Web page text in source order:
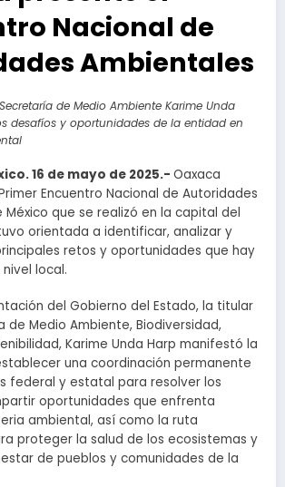
Nacional de
Ambientales
de Medio Ambiente Karime Unda
desafíos y oportunidades de la entidad en
16 de mayo de 2025.- Oaxaca
Encuentro Nacional de Autoridades
México que se realizó en la capital del
orientada a identificar, analizar y
retos y oportunidades que hay
local.
del Gobierno del Estado, la titular
de Medio Ambiente, Biodiversidad,
Karime Unda Harp manifestó la
una coordinación permanente
federal y estatal para resolver los
oportunidades que enfrenta
ambiental, así como la ruta
proteger la salud de los ecosistemas y
de pueblos y comunidades de la